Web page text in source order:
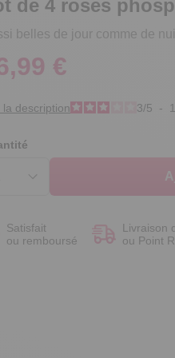
de 4 roses
belles de jour comme de
€
la description 3/5 - 1
Satisfait
ou remboursé
Livraison
ou Point